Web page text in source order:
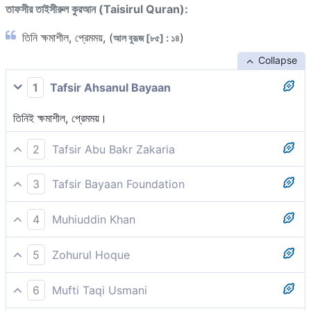
তাফসীর তাইসীরুল কুরআন (Taisirul Quran):
তিনি ক্ষমাশীল, প্রেমময়, (আল বুরূজ [৮৫] : ১৪)
Collapse
1 Tafsir Ahsanul Bayaan
তিনিই ক্ষমাশীল, প্রেমময়।
2 Tafsir Abu Bakr Zakaria
এবং তিনি ক্ষমাশীল, অতিস্নেহময় [১] ,
[১] الودود শব্দটির কয়েকটি অর্থ বর্ণিত আছে। কারও কারও মতে, ‘ওয়াদূদ’ বলা
হয় তাকে যার কোন সন্তান নেই। অর্থাৎ যার এমন কেউ নেই যার প্রতি মন
টানতে থাকবে। [ফাতহুল কাদীর] তবে অধিকাংশ মুফাসসিরের মতে এর অর্থ, প্রিয়
বা প্রিয়পাত্র। [ইবন কাসীর] যার ভালবাসায় কোন খাদ নেই। যারা তাঁকে
ভালবাসেন তিনিও তাদেরকে ভালবাসেন। অন্য আয়াতে আল্লাহ্ বলেন, ‘তিনি
3 Tafsir Bayaan Foundation
আর তিনি অত্যন্ত ক্ষমাশীল, প্রেমময়।
4 Muhiuddin Khan
তিনি ক্ষমাশীল, প্রেমময়;
5 Zohurul Hoque
আর তিনিই পরিত্রাণকারী, প্রেমময়,
6 Mufti Taqi Usmani